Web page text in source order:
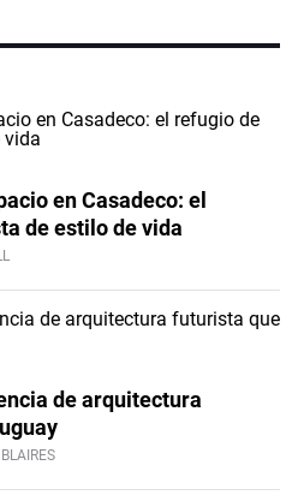
en Casadeco: el
de estilo de vida
de arquitectura